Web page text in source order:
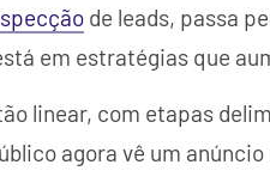
de leads, passa
em estratégias que
linear, com etapas
agora vê um